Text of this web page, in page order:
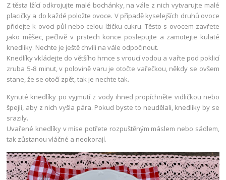
Z těsta lžící odkrojujte malé bochánky, na vále z nich vytvarujte malé
placičky a do každé položte ovoce. V případě kyselejších druhů ovoce
přidejte k ovoci půl nebo celou lžičku cukru. Těsto s ovocem zavřete
jako měšec, pečlivě v prstech konce poslepujte a zamotejte kulaté
knedlíky. Nechte je ještě chvíli na vále odpočinout.
Knedlíky vkládejte do většího hrnce s vroucí vodou a vařte pod poklicí
zruba 5-8 minut, v polovině varu je otočte vařečkou, někdy se ovšem
stane, že se otočí zpět, tak je nechte tak.
Kynuté knedlíky po vyjmutí z vody ihned propíchněte vidličkou nebo
špejlí, aby z nich vyšla pára. Pokud byste to neudělali, knedlíky by se
srazily.
Uvařené knedlíky v míse potřete rozpuštěným máslem nebo sádlem,
tak zůstanou vláčné a neokorají.